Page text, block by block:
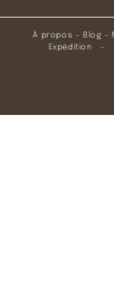
À propos – Blog –
Expédition –